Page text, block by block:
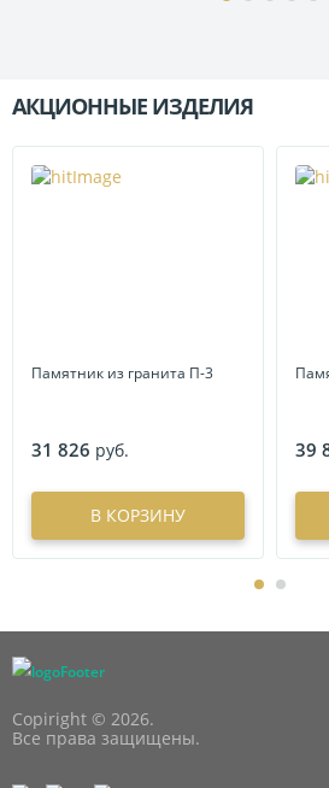
АКЦИОННЫЕ ИЗДЕЛИЯ
Памятник из гранита П-3
31 826 руб.
В КОРЗИНУ
39
Copiright © 2026.
Все права защищены.